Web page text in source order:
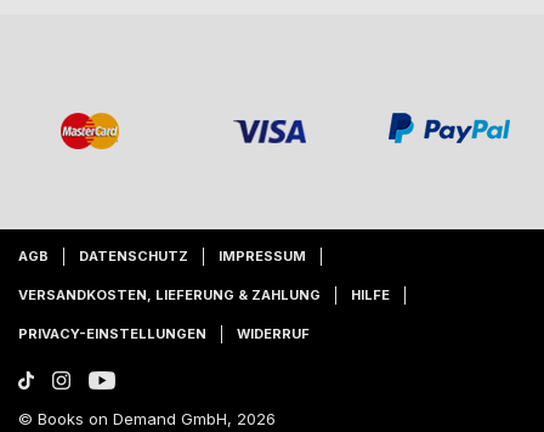
AGB DATENSCHUTZ IMPRESSUM
VERSANDKOSTEN, LIEFERUNG & ZAHLUNG HILFE
PRIVACY-EINSTELLUNGEN WIDERRUF
© Books on Demand GmbH, 2026